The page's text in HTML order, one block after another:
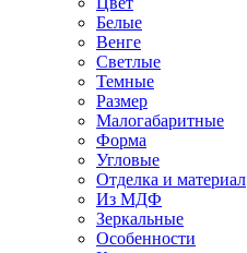
Белые
Венге
Светлые
Темные
Размер
Малогабаритные
Форма
Угловые
Отделка и материал
Из МДФ
Зеркальные
Особенности